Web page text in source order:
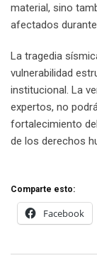
material, sino
afectados
La tragedia
vulnerabilidad
institucional. La
expertos, no
fortalecimiento
de los derechos
Comparte esto:
Facebook